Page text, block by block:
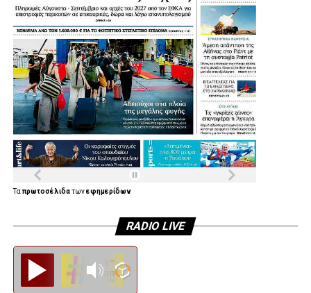
Η Συνέντευξη του Δημάρχου Αγίας Βαρβάρας:
Ταπρωτοσέλιδατωνεφημερίδων
RADIO LIVE